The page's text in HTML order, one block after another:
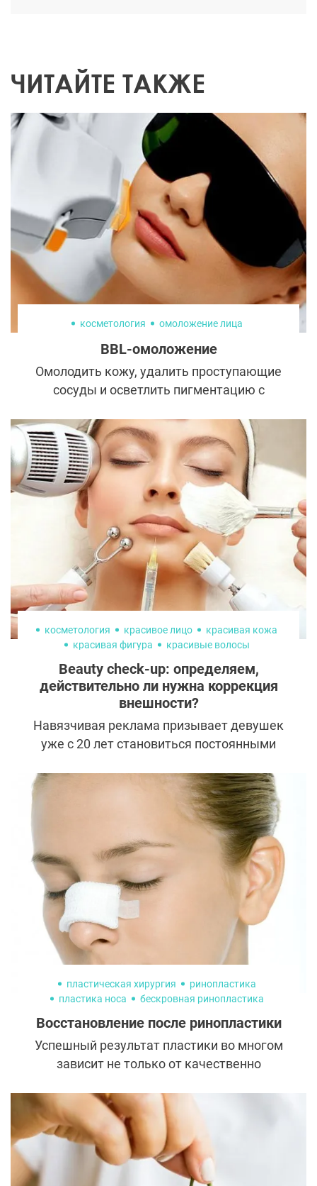
ЧИТАЙТЕ ТАКЖЕ
косметология омоложение лица
BBL-омоложение
Омолодить кожу, удалить проступающие
сосуды и осветлить пигментацию с
возможно? Изобретатели технологии BBL
уверяют, что да. И многие клиентки
косметологов, попробовавшие на себе эту
процедуру, убедились в этом.
Рассказываем, как она работает, кому
подходит и каких результатов позволяет
добиться.
косметология красивое лицо
красивая кожа
красивая фигура
красивые волосы
Beauty check-up: определяем,
действительно ли нужна коррекция
внешности?
Навязчивая реклама призывает девушек
уже с 20 лет становиться постоянными
соглашаются с этим, а другие считают, что
начинать нужно только при появлении
глубоких морщин. Но истина всегда где-то
посередине и программа ухода за лицом,
телом и волосами должна быть
индивидуальной. Узнать, что требуется
именно вам для сохранения красоты,
поможет beauty check-up. Рассказываем,
что это такое и как его проводить.
пластическая хирургия
ринопластика
пластика носа
бескровная ринопластика
Восстановление после ринопластики
Успешный результат пластики во многом
зависит не только от качественно
проведенной реабилитации.